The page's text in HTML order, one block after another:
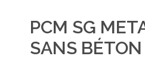
PCM SG
SANS BÉTON